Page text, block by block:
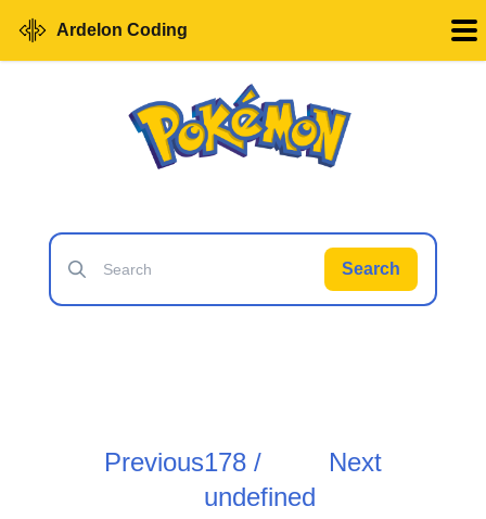
Ardelon Coding
Search
Previous178 /
undefined
Next